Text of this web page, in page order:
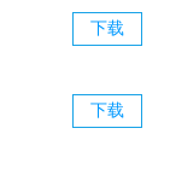
下载
下载